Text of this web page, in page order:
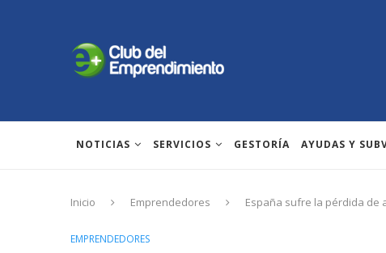
NOTICIAS SERVICIOS GESTORÍA AYUDAS Y
Inicio Emprendedores España sufre la pérdida de
EMPRENDEDORES